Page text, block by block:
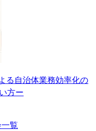
る自治体業務効率化の
方ー
覧